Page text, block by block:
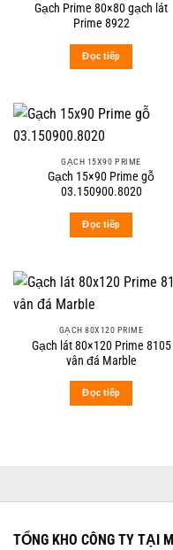
Gạch Prime 80×80 gạch lát
Prime 8922
Đọc tiếp
GẠCH 15X90 PRIME
Gạch 15×90 Prime gỗ
03.150900.8020
Đọc tiếp
GẠCH 80X120 PRIME
Gạch lát 80×120 Prime 8105
vân đá Marble
Đọc tiếp
TỔNG KHO CÔNG TY TẠI